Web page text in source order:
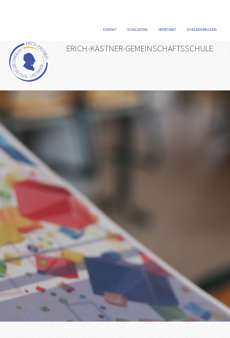
KONTAKT SCHULLEITUNG SEKRETARIAT SCHÜLERANMELDUNG
ERICH-KÄSTNER-GEMEINSCHAFTSSCHULE